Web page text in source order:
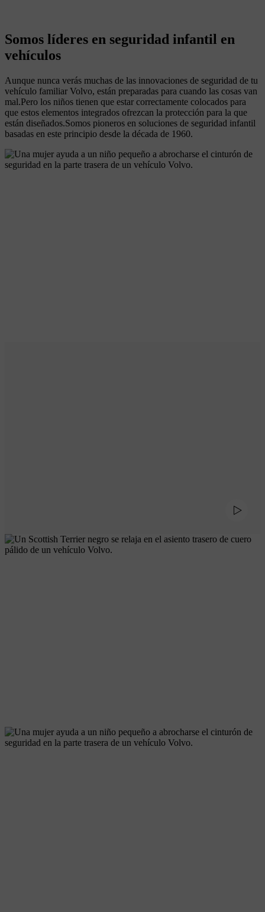
Somos líderes en seguridad infantil en
vehículos
Aunque nunca verás muchas de las innovaciones de seguridad de tu
vehículo familiar Volvo, están preparadas para cuando las cosas van
mal.Pero los niños tienen que estar correctamente colocados para
que estos elementos integrados ofrezcan la protección para la que
están diseñados.Somos pioneros en soluciones de seguridad infantil
basadas en este principio desde la década de 1960.